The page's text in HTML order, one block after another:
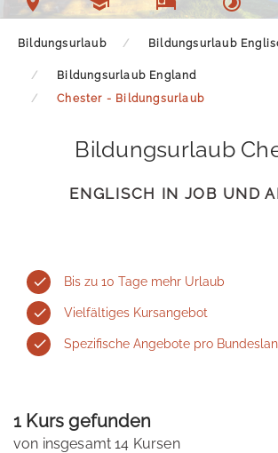
Bildungsurlaub Bildungsurlaub
Bildungsurlaub England
Chester - Bildungsurlaub
Bildungsurlaub
ENGLISCH IN JOB UND
Bis zu 10 Tage mehr Urlaub
Vielfältiges Kursangebot
Spezifische Angebote pro
1 Kurs gefunden
von insgesamt 14 Kursen